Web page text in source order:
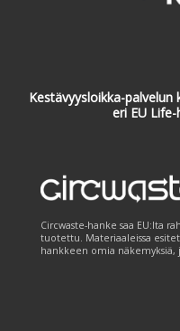
Kestävyysloikka-
eri EU
Circwaste-hanke saa EU:lta
tuotettu. Materiaaleissa
hankkeen omia näkemyksiä,